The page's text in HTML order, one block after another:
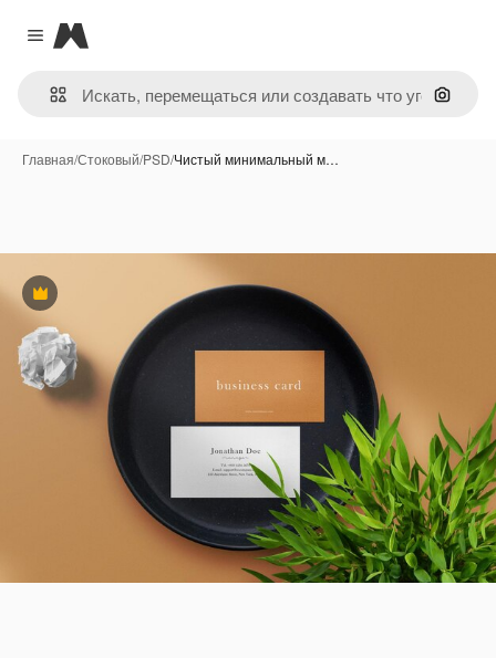
Close menu
Magnific
Поиск
Главная/Стоковый/PSD/Чистый минимальный м…
Премиум